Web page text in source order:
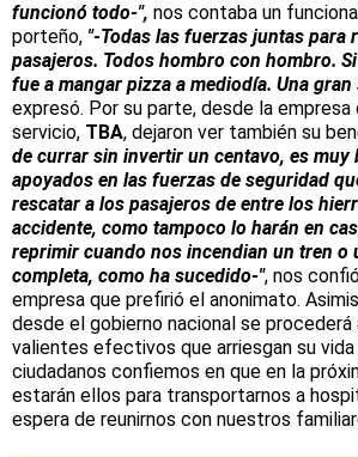
funcionó todo-", nos contaba un
porteño, "-Todas las fuerzas juntas para
pasajeros. Todos hombro con hombro.
fue a mangar pizza a mediodía. Una
expresó. Por su parte, desde la empresa
servicio, TBA, dejaron ver también su
de currar sin invertir un centavo, es muy
apoyados en las fuerzas de seguridad
rescatar a los pasajeros de entre los
accidente, como tampoco lo harán en
reprimir cuando nos incendian un tren o
completa, como ha sucedido-", nos
empresa que prefirió el anonimato.
desde el gobierno nacional se
valientes efectivos que arriesgan su vida
ciudadanos confiemos en que en la
estarán ellos para transportarnos a
espera de reunirnos con nuestros